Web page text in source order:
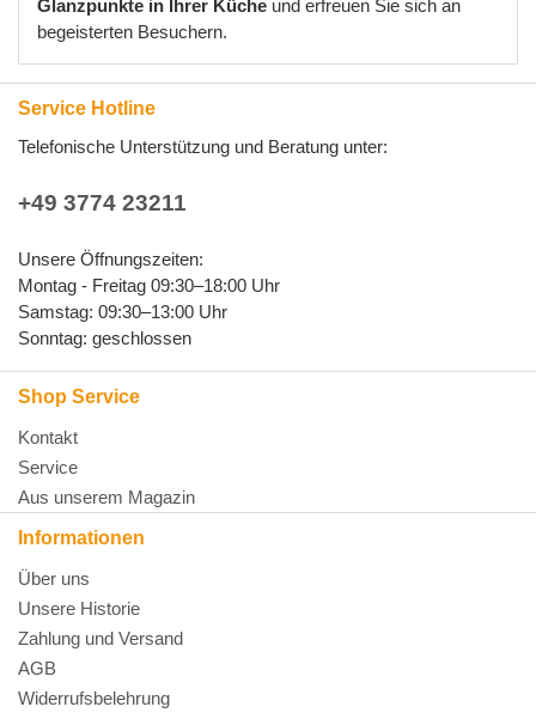
Glanzpunkte in Ihrer Küche und erfreuen Sie sich an
begeisterten Besuchern.
Service Hotline
Telefonische Unterstützung und Beratung unter:
+49 3774 23211
Unsere Öffnungszeiten:
Montag - Freitag 09:30–18:00 Uhr
Samstag: 09:30–13:00 Uhr
Sonntag: geschlossen
Shop Service
Kontakt
Service
Aus unserem Magazin
Informationen
Über uns
Unsere Historie
Zahlung und Versand
AGB
Widerrufsbelehrung